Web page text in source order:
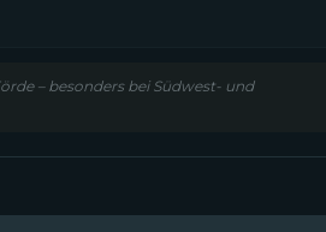
– besonders bei Südwest- und